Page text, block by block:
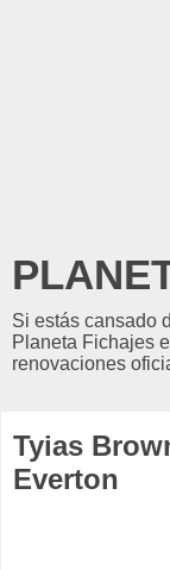
Si estás cansado
Planeta Fichajes
renovaciones
Tyias
Everton